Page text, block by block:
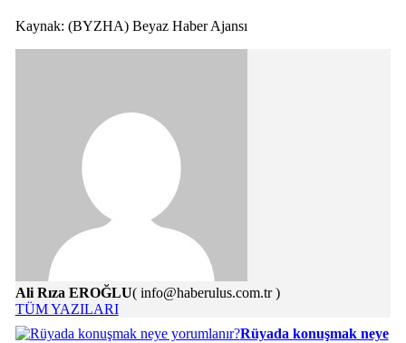
Kaynak: (BYZHA) Beyaz Haber Ajansı
Ali Rıza EROĞLU( info@haberulus.com.tr )
TÜM YAZILARI
Rüyada konuşmak neye